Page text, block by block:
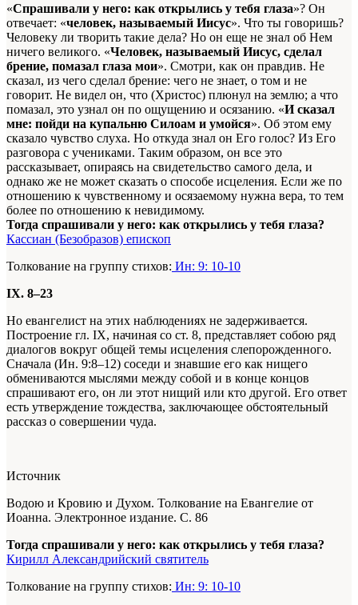
«Спрашивали у него: как открылись у тебя глаза»? Он
отвечает: «человек, называемый Иисус». Что ты говоришь?
Человеку ли творить такие дела? Но он еще не знал об Нем
ничего великого. «Человек, называемый Иисус, сделал
брение, помазал глаза мои». Смотри, как он правдив. Не
сказал, из чего сделал брение: чего не знает, о том и не
говорит. Не видел он, что (Христос) плюнул на землю; а что
помазал, это узнал он по ощущению и осязанию. «И сказал
мне: пойди на купальню Силоам и умойся». Об этом ему
сказало чувство слуха. Но откуда знал он Его голос? Из Его
разговора с учениками. Таким образом, он все это
рассказывает, опираясь на свидетельство самого дела, и
однако же не может сказать о способе исцеления. Если же по
отношению к чувственному и осязаемому нужна вера, то тем
более по отношению к невидимому.
Тогда спрашивали у него: как открылись у тебя глаза?
Кассиан (Безобразов) епископ
Толкование на группу стихов: Ин: 9: 10-10
IX. 8–23
Но евангелист на этих наблюдениях не задерживается.
Построение гл. IX, начиная со ст. 8, представляет собою ряд
диалогов вокруг общей темы исцеления слепорожденного.
Сначала (Ин. 9:8–12) соседи и знавшие его как нищего
обмениваются мыслями между собой и в конце концов
спрашивают его, он ли этот нищий или кто другой. Его ответ
есть утверждение тождества, заключающее обстоятельный
рассказ о совершении чуда.
Источник
Водою и Кровию и Духом. Толкование на Евангелие от
Иоанна. Электронное издание. С. 86
Тогда спрашивали у него: как открылись у тебя глаза?
Кирилл Александрийский святитель
Толкование на группу стихов: Ин: 9: 10-10